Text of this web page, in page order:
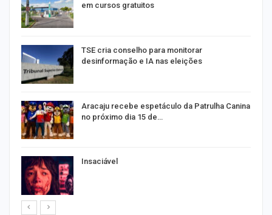
em cursos gratuitos
TSE cria conselho para monitorar
desinformação e IA nas eleições
Aracaju recebe espetáculo da Patrulha Canina
no próximo dia 15 de…
Insaciável